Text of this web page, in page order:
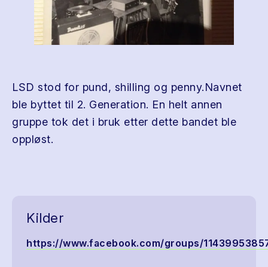
LSD stod for pund, shilling og penny.Navnet
ble byttet til 2. Generation. En helt annen
gruppe tok det i bruk etter dette bandet ble
oppløst.
Kilder
https://www.facebook.com/groups/